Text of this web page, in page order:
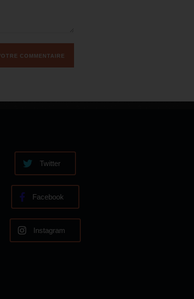
Twitter
Facebook
Instagram